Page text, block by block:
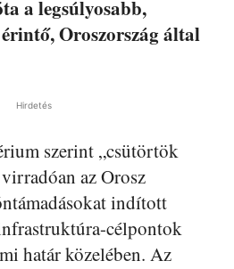
a legsúlyosabb,
Oroszország által
Hirdetés
szerint „csütörtök
az Orosz
indított
célpontok
határ közelében. Az